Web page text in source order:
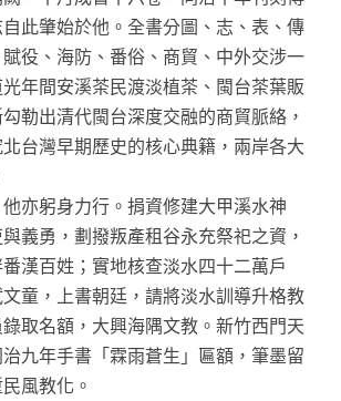
此肇始於他。全書分圖、志、表、傳
役、海防、番俗、商貿、中外交涉一
年間安溪茶民渡淡植茶、閩台茶葉販
勒出清代閩台深度交融的商貿脈絡，
台灣早期歷史的核心典籍，兩岸各大
亦躬身力行。捐資修建大甲溪水神
義勇，劃撥叛產租谷永充祭祀之資，
漢百姓；實地核查淡水四十二萬戶
童，上書朝廷，請將淡水訓導升格教
取名額，大興海隅文教。新竹西門天
九年手書「霖雨蒼生」匾額，筆墨留
風教化。